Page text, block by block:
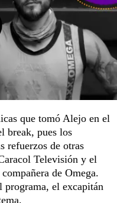
que tomó Alejo en el
break, pues los
refuerzos de otras
Televisión y el
de Omega.
el excapitán